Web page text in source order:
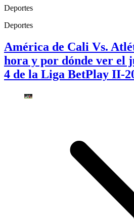
Deportes
Deportes
América de Cali Vs.
hora y por dónde ver el
4 de la Liga BetPlay II-